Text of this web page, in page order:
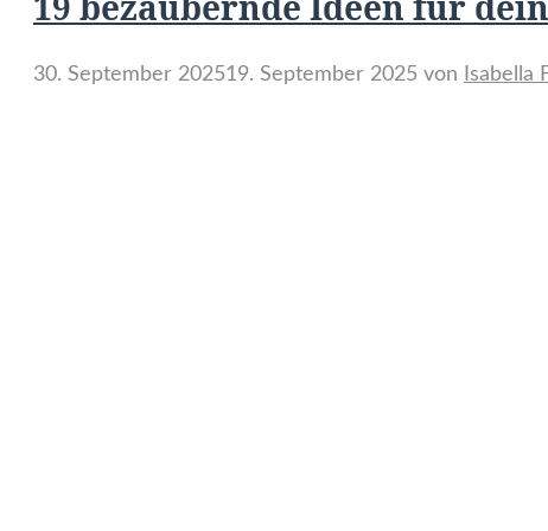
30. September 202519. September 2025 von Isabella